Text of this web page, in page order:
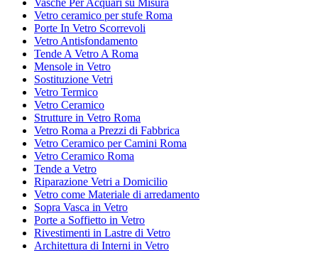
Vasche Per Acquari su Misura
Vetro ceramico per stufe Roma
Porte In Vetro Scorrevoli
Vetro Antisfondamento
Tende A Vetro A Roma
Mensole in Vetro
Sostituzione Vetri
Vetro Termico
Vetro Ceramico
Strutture in Vetro Roma
Vetro Roma a Prezzi di Fabbrica
Vetro Ceramico per Camini Roma
Vetro Ceramico Roma
Tende a Vetro
Riparazione Vetri a Domicilio
Vetro come Materiale di arredamento
Sopra Vasca in Vetro
Porte a Soffietto in Vetro
Rivestimenti in Lastre di Vetro
Architettura di Interni in Vetro